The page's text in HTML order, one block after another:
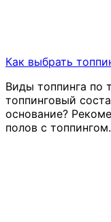
Как выбрать
Виды топпинга по
топпинговый
основание?
полов с топпингом.